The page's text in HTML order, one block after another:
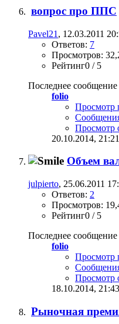
вопрос про ППС
Pavel21 , 12.03.2011
Ответов: 7
Просмотров:
Рейтинг0 / 5
Последнее сообщение
folio
Просмотр
Просмотр
20.10.2014, 21:21
Объем
julpierto, 25.06.2011
Ответов: 2
Просмотров:
Рейтинг0 / 5
Последнее сообщение
folio
Просмотр
Просмотр
18.10.2014, 21:43
Рыночная